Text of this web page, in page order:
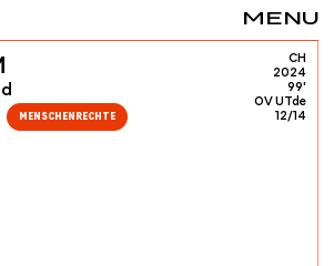
MENU
MENSCHENRECHTE
CH
2024
99'
OV UTde
12/14